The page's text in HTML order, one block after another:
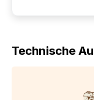
Technische